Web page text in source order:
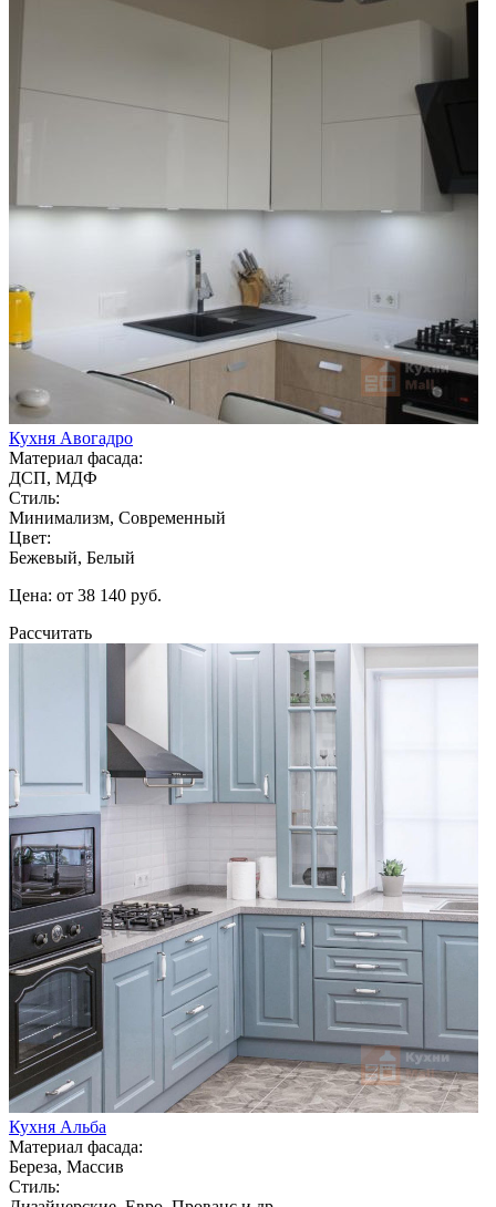
Кухня Авогадро
Материал фасада:
ДСП, МДФ
Стиль:
Минимализм, Современный
Цвет:
Бежевый, Белый
Цена: от 38 140 руб.
Рассчитать
Кухня Альба
Материал фасада:
Береза, Массив
Стиль: